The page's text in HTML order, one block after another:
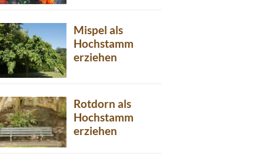
Mispel als
Hochstamm
erziehen
Rotdorn als
Hochstamm
erziehen